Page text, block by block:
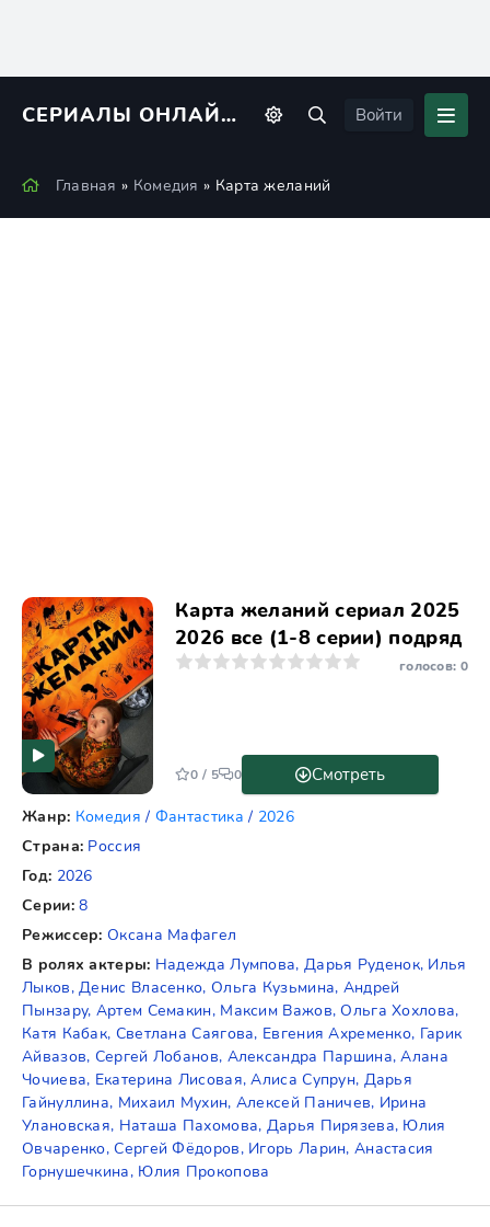
СЕРИАЛЫ ОНЛАЙН KINORIUS Войти
Главная » Комедия » Карта желаний
Карта желаний сериал 2025
2026 все (1-8 серии) подряд
1 2 3 4 5 7 8 9 10 голосов: 0
Жанр: Комедия / Фантастика / 2026
Страна: Россия
Год: 2026
Серии:8
Режиссер: Оксана Мафагел
В ролях актеры: Надежда Лумпова, Дарья Руденок, Илья
Лыков, Денис Власенко, Ольга Кузьмина, Андрей
Пынзару, Артем Семакин, Максим Важов, Ольга Хохлова,
Катя Кабак, Светлана Саягова, Евгения Ахременко, Гарик
Айвазов, Сергей Лобанов, Александра Паршина, Алана
Чочиева, Екатерина Лисовая, Алиса Супрун, Дарья
Гайнуллина, Михаил Мухин, Алексей Паничев, Ирина
Улановская, Наташа Пахомова, Дарья Пирязева, Юлия
Овчаренко, Сергей Фёдоров, Игорь Ларин, Анастасия
Горнушечкина, Юлия Прокопова
Смотреть
0 / 5 0